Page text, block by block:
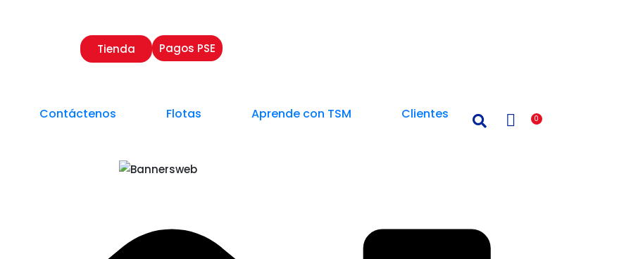
Tienda Pagos PSE
Contáctenos Flotas Aprende con TSM Clientes 0